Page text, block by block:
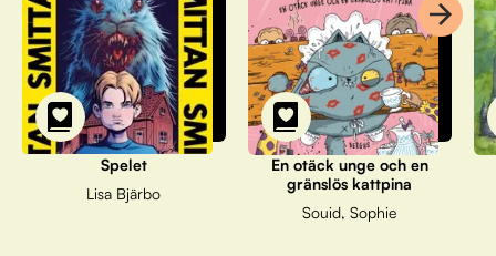
Spelet
Lisa Bjärbo
En otäck unge och en
gränslös kattpina
Souid, Sophie